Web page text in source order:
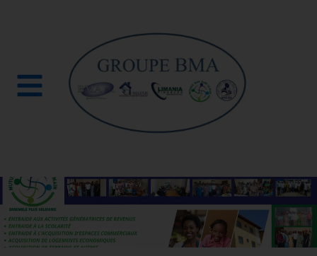
MAIN DANS LA MAIN
Accueil -Mutuelle main dans la main